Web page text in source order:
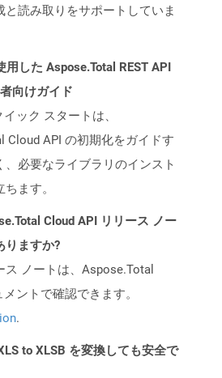
と読み取りをサポートしていま
用した Aspose.Total REST API
向けガイド
イック スタートは、
Cloud API の初期化をガイドす
、必要なライブラリのインスト
ます。
Cloud API リリース ノー
りますか?
ス ノートは、Aspose.Total
ントで確認できます。
.
to XLSB を変換しても安全で